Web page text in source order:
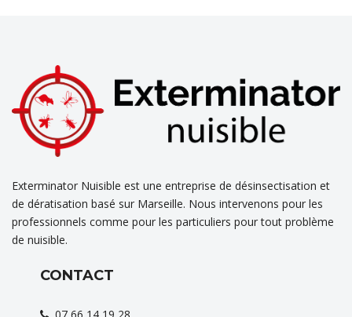
Exterminator Nuisible est une entreprise de désinsectisation et
de dératisation basé sur Marseille. Nous intervenons pour les
professionnels comme pour les particuliers pour tout problème
de nuisible.
CONTACT